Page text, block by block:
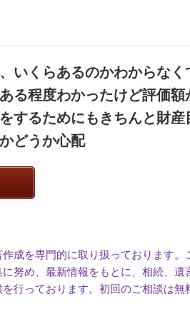
いくらあるのかわからなく
る程度わかったけど評価額
するためにもきちんと財
どうか心配
成を専門的に取り扱っております。
努め、最新情報をもとに、相続、遺
行っております。初回のご相談は無